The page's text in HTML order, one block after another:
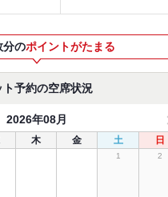
分のポイントがたまる
ト予約の空席状況
2026年08月
木 金 土 日
1 2